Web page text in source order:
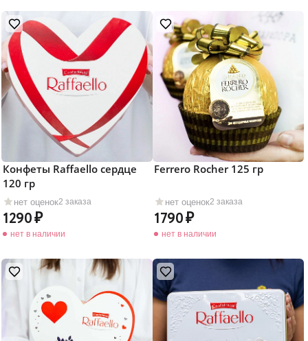
нет оценок2 заказа
Конфеты Raffaello сердце
120 гр
1290
нет в наличии
нет оценок2 заказа
Ferrero Rocher 125 гр
1790
нет в наличии